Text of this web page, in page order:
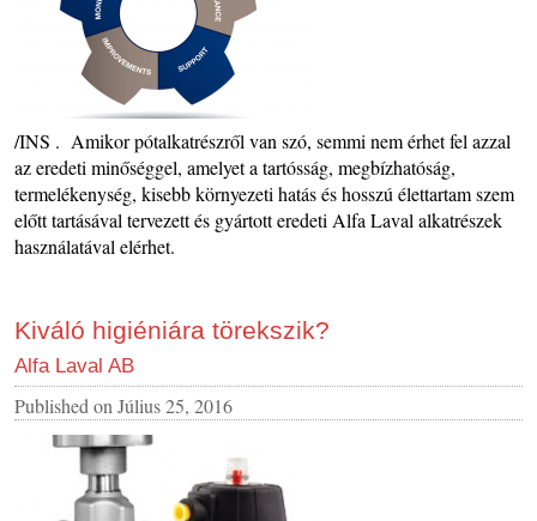
/INS . Amikor pótalkatrészről van szó, semmi nem érhet fel azzal
az eredeti minőséggel, amelyet a tartósság, megbízhatóság,
termelékenység, kisebb környezeti hatás és hosszú élettartam szem
előtt tartásával tervezett és gyártott eredeti Alfa Laval alkatrészek
használatával elérhet.
Kiváló higiéniára törekszik?
Alfa Laval AB
Published on Július 25, 2016